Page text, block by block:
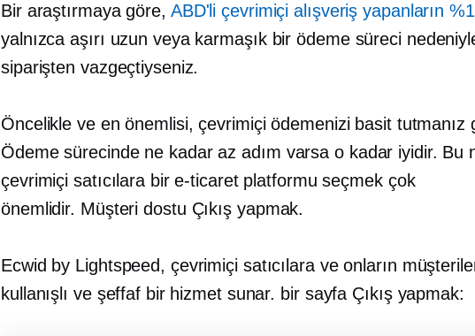
Bir araştırmaya göre, ABD'li çevrimiçi alışveriş yapanların
yalnızca aşırı uzun veya karmaşık bir ödeme süreci
siparişten vazgeçtiyseniz.
Öncelikle ve en önemlisi, çevrimiçi ödemenizi basit tutmanız
Ödeme sürecinde ne kadar az adım varsa o kadar iyidir. Bu
çevrimiçi satıcılara bir e-ticaret platformu seçmek çok
önemlidir. Müşteri dostu Çıkış yapmak.
Ecwid by Lightspeed, çevrimiçi satıcılara ve onların
kullanışlı ve şeffaf bir hizmet sunar. bir sayfa Çıkış yapmak: